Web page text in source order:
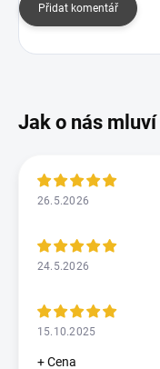
Přidat komentář
26.5.2026
24.5.2026
15.10.2025
+ Cena